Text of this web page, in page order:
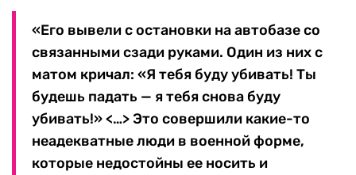
«Его вывели с остановки на автобазе со
связанными сзади руками. Один из них с
матом кричал: «Я тебя буду убивать! Ты
будешь падать — я тебя снова буду
убивать!» <…> Это совершили какие-то
неадекватные люди в военной форме,
которые недостойны ее носить и